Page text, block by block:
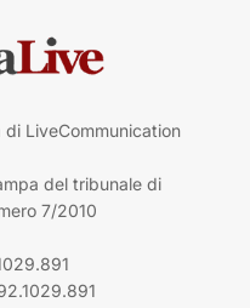
di LiveCommunication
del tribunale di
7/2010